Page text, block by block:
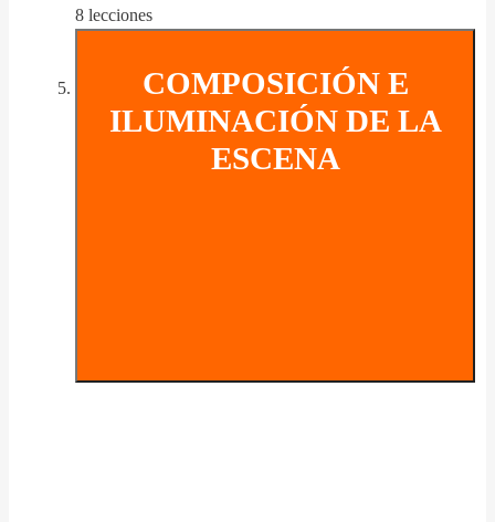
8 lecciones
COMPOSICIÓN E
ILUMINACIÓN DE LA
ESCENA